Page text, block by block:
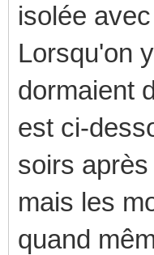
isolée
Lorsqu'on
dormaient
est ci-
soirs
mais les
quand